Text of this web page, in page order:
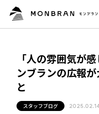
「人の雰囲気が
ンブランの広報
と
スタッフブログ